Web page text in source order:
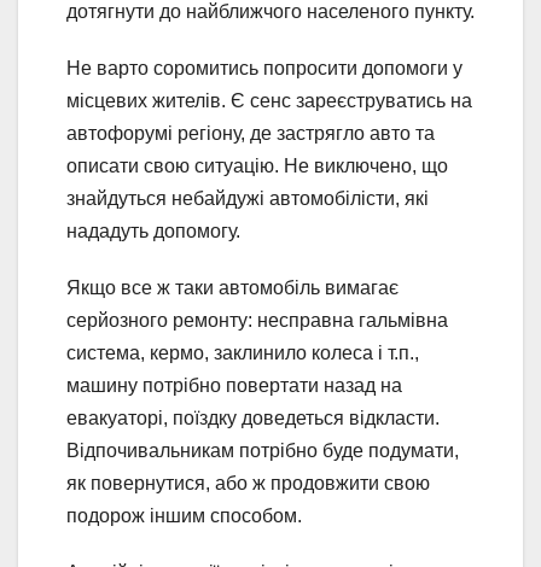
дотягнути до найближчого населеного пункту.
Не варто соромитись попросити допомоги у
місцевих жителів. Є сенс зареєструватись на
автофорумі регіону, де застрягло авто та
описати свою ситуацію. Не виключено, що
знайдуться небайдужі автомобілісти, які
нададуть допомогу.
Якщо все ж таки автомобіль вимагає
серйозного ремонту: несправна гальмівна
система, кермо, заклинило колеса і т.п.,
машину потрібно повертати назад на
евакуаторі, поїздку доведеться відкласти.
Відпочивальникам потрібно буде подумати,
як повернутися, або ж продовжити свою
подорож іншим способом.